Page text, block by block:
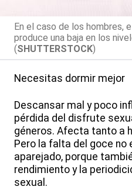
En el caso de los hombres,
produce una baja en los
(SHUTTERSTOCK)
Necesitas dormir mejor
Descansar mal y poco
pérdida del disfrute
géneros. Afecta tanto a
Pero la falta del goce no
aparejado, porque
rendimiento y la
sexual.